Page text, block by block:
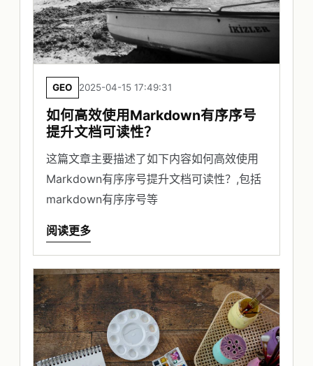
GEO 2025-04-15 17:49:31
如何高效使用Markdown有序序号
提升文档可读性？
这篇文章主要描述了如下内容如何高效使用
Markdown有序序号提升文档可读性？,包括
markdown有序序号等
阅读更多